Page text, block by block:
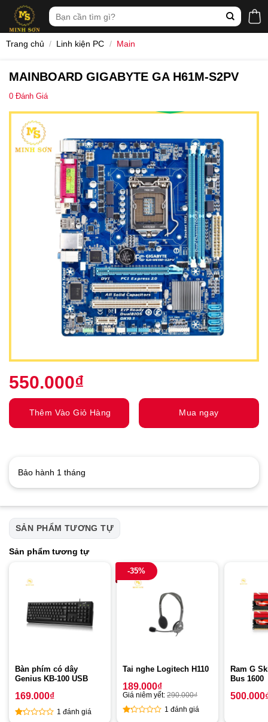
content
Tìm
kiếm:
Trang chủ / Linh kiện PC / Main
MAINBOARD GIGABYTE GA H61M-S2PV
0 Đánh Giá
550.000₫
Thêm Vào Giỏ Hàng Mua ngay
Bảo hành 1 tháng
SẢN PHẨM TƯƠNG TỰ
Sản phẩm tương tự
Bàn phím có dây
Genius KB-100 USB
169.000₫
1 đánh giá
-35%
Tai nghe Logitech H110
189.000₫
Giá niêm yết: 290.000₫
1 đánh giá
Ram G
Bus 1600
500.000